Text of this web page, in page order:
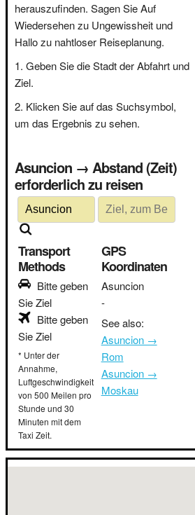
herauszufinden. Sagen Sie Auf
Wiedersehen zu Ungewissheit und
Hallo zu nahtloser Reiseplanung.
Geben Sie die Stadt der Abfahrt und
Ziel.
Klicken Sie auf das Suchsymbol,
um das Ergebnis zu sehen.
Asuncion → Abstand (Zeit)
erforderlich zu reisen
Transport
Methods
Bitte geben
Sie Ziel
Bitte geben
Sie Ziel
* Unter der
Annahme,
Luftgeschwindigkeit
von 500 Meilen pro
Stunde und 30
Minuten mit dem
Taxi Zeit.
GPS
Koordinaten
Asuncion
-
See also:
Asuncion →
Rom
Asuncion →
Moskau